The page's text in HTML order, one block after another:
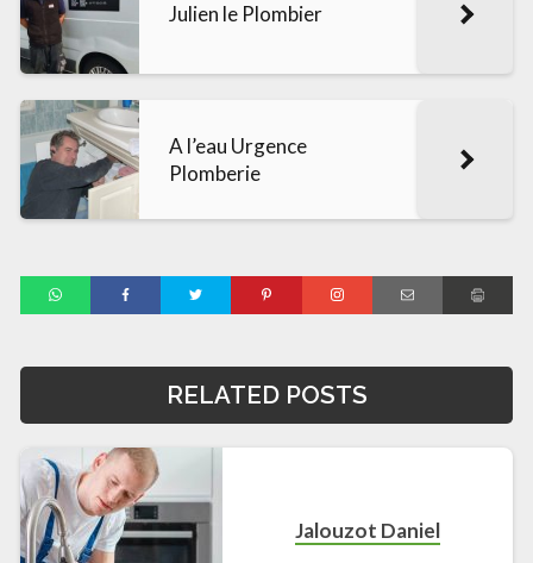
Julien le Plombier
A l’eau Urgence
Plomberie
RELATED POSTS
Jalouzot Daniel